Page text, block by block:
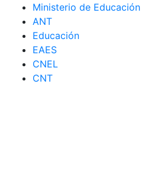
Ministerio de Educación
ANT
Educación
EAES
CNEL
CNT